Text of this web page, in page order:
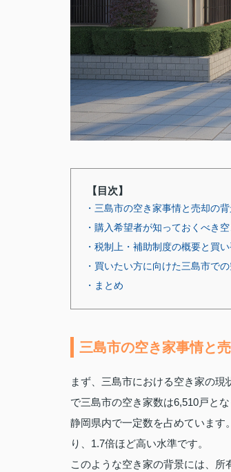
【目次】
・三島市の空き家事情と売却の
・購入希望者が知っておくべき
・税制上・補助制度の概要と買
・買いたい方に向けた三島市で
・まとめ
三島市の空き家事情と
まず、三島市における空き家の
で三島市の空き家数は6,510戸と
静岡県内で一定数を占めています
り、1.7倍ほど高い水準です。
このような空き家の背景には、